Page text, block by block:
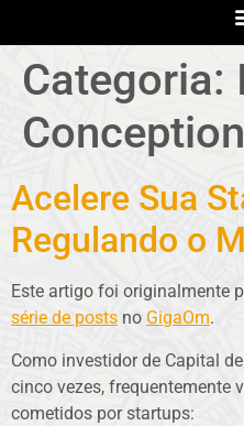
Categoria:
Conception
Acelere Sua
Regulando o
Este artigo foi originalmente
série de posts no GigaOm.
Como investidor de Capital
cinco vezes, frequentemente
cometidos por startups: